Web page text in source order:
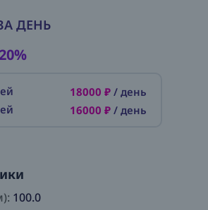
ДЕНЬ
20%
18000 ₽/ день
16000 ₽/ день
100.0